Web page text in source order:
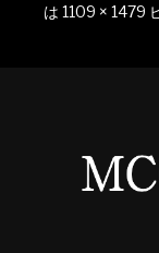
は 1109 × 1479